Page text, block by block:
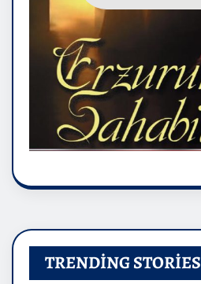
TRENDING STORIES